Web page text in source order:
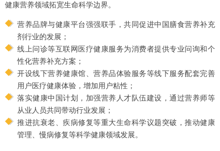
健康营养领域拓宽生命科学边界。
营养品牌与健康平台强强联手，共同促进中国膳食营养补充
剂行业的发展；
线上问诊等互联网医疗健康服务为消费者提供专业问询和个
性化营养补充方案；
开设线下营养健康馆、营养品体验服务等线下服务配套完善
用户医疗健康体验，增加用户粘性；
落实健康中国计划，加强营养人才队伍建设，通过营养师等
从业人员共同带动行业发展；
推进抗衰老、疾病修复等重大生命科学议题突破，推动健康
管理、慢病修复等科学健康领域发展。